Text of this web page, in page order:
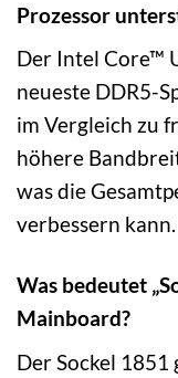
Prozessor
Der Intel Core™
neueste DDR5-
im Vergleich zu
höhere
was die
verbessern kann.
Was bedeutet
Mainboard?
Der Sockel 1851